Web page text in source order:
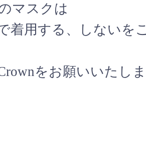
マスクは
着用する、しないを
をお願いいたし